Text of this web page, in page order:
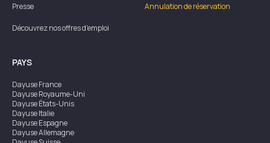
Presse
Découvrez nos offres d'emploi
Annulation de réservation
PAYS
DayuseFrance
DayuseRoyaume-Uni
DayuseÉtats-Unis
DayuseItalie
DayuseEspagne
DayuseAllemagne